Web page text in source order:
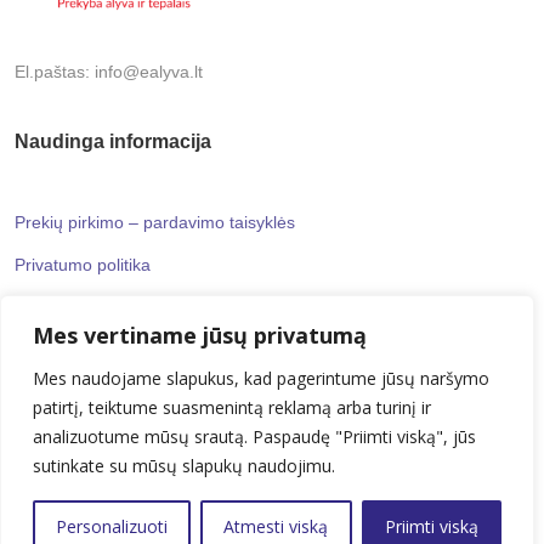
Mes vertiname jūsų privatumą
Mes naudojame slapukus, kad pagerintume jūsų naršymo
patirtį, teiktume suasmenintą reklamą arba turinį ir
analizuotume mūsų srautą. Paspaudę "Priimti viską", jūs
sutinkate su mūsų slapukų naudojimu.
Personalizuoti Atmesti viską Priimti viską
El.paštas: info@ealyva.lt
Naudinga informacija
Prekių pirkimo – pardavimo taisyklės
Privatumo politika
Informaciniai puslapiai
Kontaktai
© 2024 UAB „ealyva“. Visos teisės saugomos.